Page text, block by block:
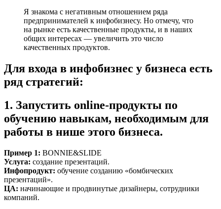
Я знакома с негативным отношением ряда
предпринимателей к инфобизнесу. Но отмечу, что
на рынке есть качественные продукты, и в наших
общих интересах — увеличить это число
качественных продуктов.
Для входа в инфобизнес у бизнеса есть
ряд стратегий:
1. Запустить online-продукты по
обучению навыкам, необходимым для
работы в нише этого бизнеса.
Пример 1: BONNIE&SLIDE
Услуга: создание презентаций.
Инфопродукт: обучение созданию «бомбических
презентаций».
ЦА: начинающие и продвинутые дизайнеры, сотрудники
компаний.